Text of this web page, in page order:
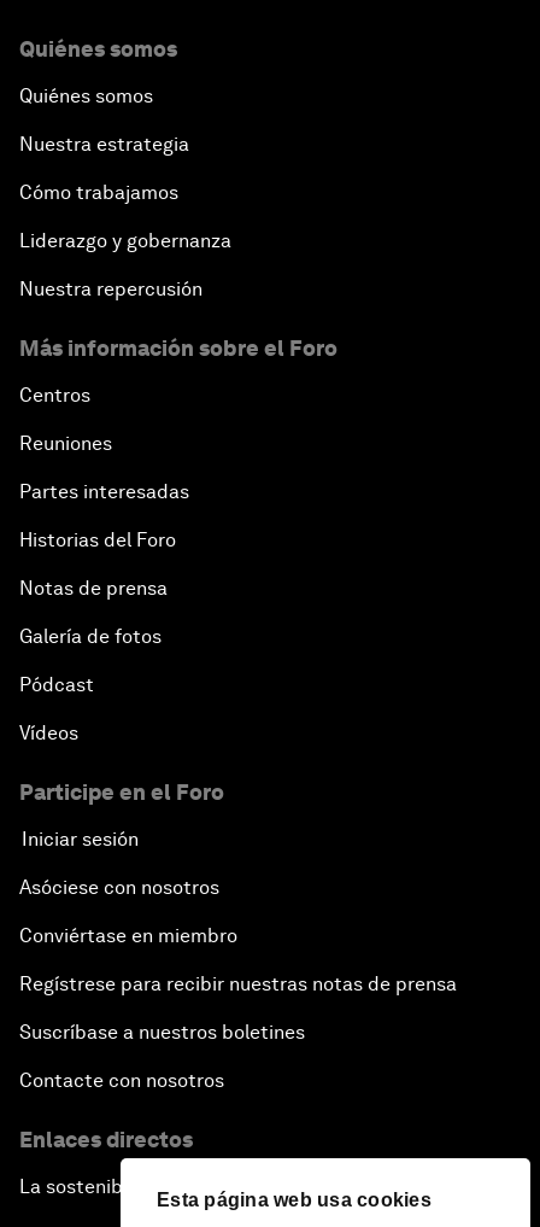
Esta página web usa cookies
Quiénes somos
Quiénes somos
Nuestra estrategia
Cómo trabajamos
Liderazgo y gobernanza
Nuestra repercusión
Más información sobre el Foro
Centros
Reuniones
Partes interesadas
Historias del Foro
Notas de prensa
Galería de fotos
Pódcast
Vídeos
Participe en el Foro
Iniciar sesión
Asóciese con nosotros
Conviértase en miembro
Regístrese para recibir nuestras notas de prensa
Suscríbase a nuestros boletines
Contacte con nosotros
Enlaces directos
La sostenibilidad en el Foro